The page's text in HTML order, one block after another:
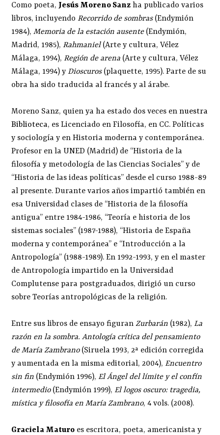
Como poeta, Jesús Moreno Sanz ha publicado varios
libros, incluyendoRecorrido de sombras(Endymión
1984),Memoria de la estación ausente(Endymión,
Madrid, 1985),Rahmaniel(Arte y cultura, Vélez
Málaga, 1994),Región de arena (Arte y cultura, Vélez
Málaga, 1994) yDioscuros (plaquette, 1995). Parte de su
obra ha sido traducida al francés y al árabe.
Moreno Sanz, quien ya ha estado dos veces ennuestra
Biblioteca, es Licenciado en Filosofía, en CC. Políticas
y sociología y en Historia moderna y contemporánea.
Profesor en la UNED (Madrid) de “Historia de la
filosofía y metodología de las Ciencias Sociales” y de
“Historia de las ideas políticas” desde el curso 1988-89
al presente. Durante varios años impartió también en
esa Universidad clases de “Historia de la filosofía
antigua” entre 1984-1986, “Teoría e historia de los
sistemas sociales” (1987-1988), “Historia de España
moderna y contemporánea” e “Introducción a la
Antropología” (1988-1989). En 1992-1993, y en el master
de Antropología impartido en la Universidad
Complutense para postgraduados, dirigió un curso
sobre Teorías antropológicas de la religión.
Entre sus libros de ensayo figuranZurbarán (1982),La
razón en la sombra. Antología crítica del pensamiento
de María Zambrano(Siruela 1993, 2ª edición corregida
y aumentada en la misma editorial, 2004),Encuentro
sin fin (Endymión 1996),El Ángel del límite y el confín
intermedio(Endymión 1999),El logos oscuro: tragedia,
mística y filosofía en María Zambrano, 4 vols. (2008).
Graciela Maturo es escritora, poeta, americanista y